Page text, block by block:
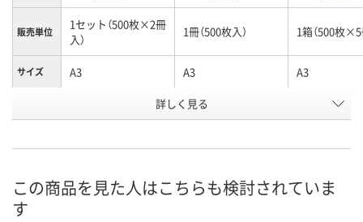
販売単位
1セット（500枚×2冊
入）
1冊（500枚入） 1箱（500枚×5
サイズ A3 A3 A3
688906
8月10日（月）
詳しく見る
この商品を見た人はこちらも検討されていま
す